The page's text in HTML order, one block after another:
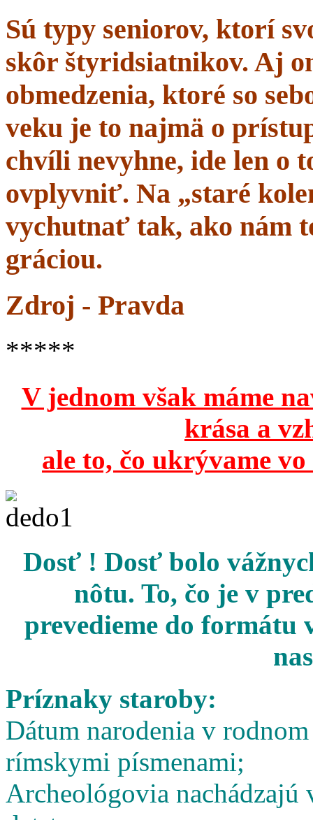
Sú typy seniorov, ktorí
skôr štyridsiatnikov. Aj
obmedzenia, ktoré so
veku je to najmä o
chvíli nevyhne, ide len o
ovplyvniť. Na „staré
vychutnať tak, ako nám
gráciou.
Zdroj - Pravda
*****
V jednom však máme
krása a
ale to, čo ukrývame
Dosť ! Dosť bolo
nôtu. To, čo je v
prevedieme do formátu
Príznaky staroby:
Dátum narodenia v
rímskymi písmenami;
Archeológovia nachádzajú